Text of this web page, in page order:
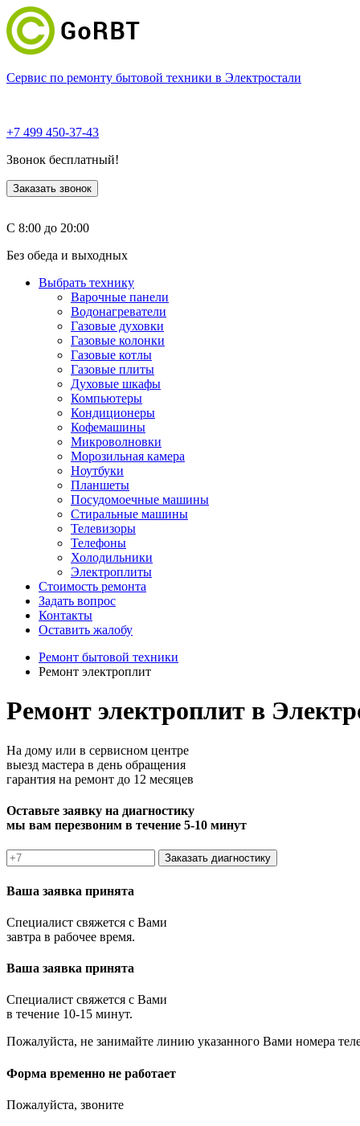
Сервис по ремонту бытовой техники в Электростали
+7 499 450-37-43
Звонок бесплатный!
Заказать звонок
С 8:00 до 20:00
Без обеда и выходных
Выбрать технику
Варочные панели
Водонагреватели
Газовые духовки
Газовые колонки
Газовые котлы
Газовые плиты
Духовые шкафы
Компьютеры
Кондиционеры
Кофемашины
Микроволновки
Морозильная камера
Ноутбуки
Планшеты
Посудомоечные машины
Стиральные машины
Телевизоры
Телефоны
Холодильники
Электроплиты
Стоимость ремонта
Задать вопрос
Контакты
Оставить жалобу
Ремонт бытовой техники
Ремонт электроплит
Ремонт электроплит в
На дому или в сервисном центре
выезд мастера в день обращения
гарантия на ремонт до 12 месяцев
Оставьте заявку на диагностику
мы вам перезвоним в течение 5-10 минут
Заказать диагностику
Ваша заявка принята
Специалист свяжется с Вами
завтра в рабочее время.
Ваша заявка принята
Специалист свяжется с Вами
в течение 10-15 минут.
Пожалуйста, не занимайте линию указанного Вами номера
Форма временно не работает
Пожалуйста, звоните